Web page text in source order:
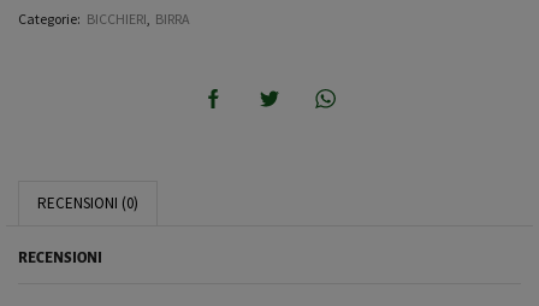
Categorie: BICCHIERI BIRRA
RECENSIONI (0)
RECENSIONI